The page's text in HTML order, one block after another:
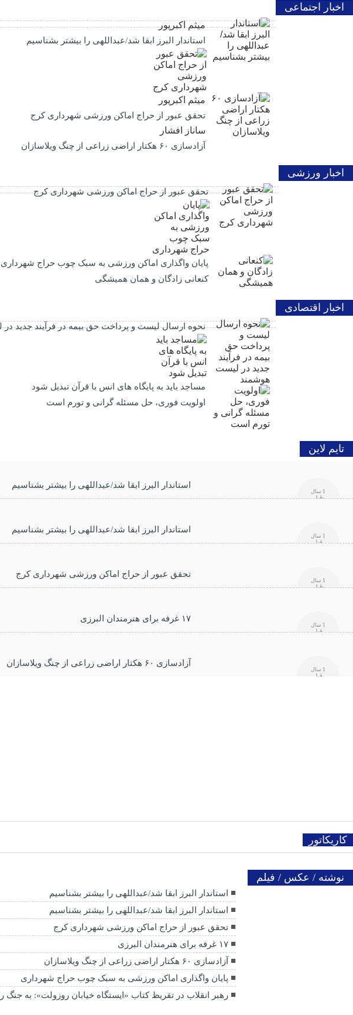
اخبار اجتماعی
میثم اکبرپور
استاندار البرز ابقا شد/عبداللهی را بیشتر بشناسیم
میثم اکبرپور
تحقق عبور از حراج اماکن ورزشی شهرداری کرج
ساناز افشار
آزادسازی ۶۰ هکتار اراضی زراعی از چنگ ویلاسازان
اخبار ورزشی
تحقق عبور از حراج اماکن ورزشی شهرداری کرج
پایان واگذاری اماکن ورزشی به سبک چوب حراج شهرداری
کنعانی زادگان و همان همیشگی
اخبار اقتصادی
نحوه ارسال لیست و پرداخت حق بیمه در فرآیند جدید
مساجد باید به پایگاه های انس با قرآن تبدیل شود
اولویت فوری، حل مسئله گرانی و تورم است
تایم لاین
استاندار البرز ابقا شد/عبداللهی را بیشتر بشناسیم
1 سال
قبل
استاندار البرز ابقا شد/عبداللهی را بیشتر بشناسیم
1 سال
قبل
تحقق عبور از حراج اماکن ورزشی شهرداری کرج
1 سال
قبل
۱۷ غرفه برای هنرمندان البرزی
1 سال
قبل
آزادسازی ۶۰ هکتار اراضی زراعی از چنگ ویلاسازان
1 سال
قبل
کاریکاتور
نوشته / عکس / فیلم
استاندار البرز ابقا شد/عبداللهی را بیشتر بشناسیم
استاندار البرز ابقا شد/عبداللهی را بیشتر بشناسیم
تحقق عبور از حراج اماکن ورزشی شهرداری کرج
۱۷ غرفه برای هنرمندان البرزی
آزادسازی ۶۰ هکتار اراضی زراعی از چنگ ویلاسازان
پایان واگذاری اماکن ورزشی به سبک چوب حراج شهرداری
رهبر انقلاب در تقریظ کتاب «ایستگاه خیابان روزولت»: به جنگ